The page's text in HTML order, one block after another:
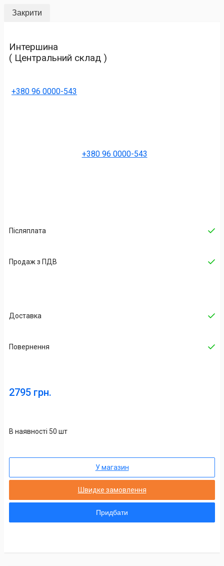
Закрити
Интершина
( Центральний склад )
+380 96 0000-543
+380 96 0000-543
Післяплата
Продаж з ПДВ
Доставка
Повернення
2795 грн.
В наявності 50 шт
У магазин
Швидке замовлення
Придбати